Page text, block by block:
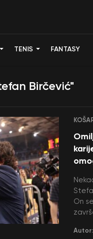
TENIS FANTASY
Birčević"
On
Autor: